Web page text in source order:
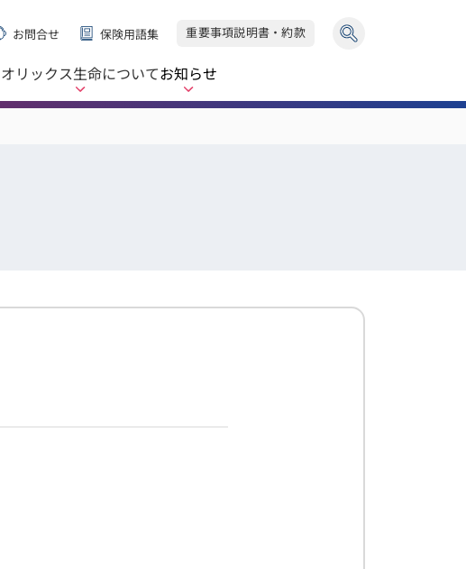
オリックス生命についてお知らせ
お問合せ 保険用語集 重要事項説明書・約款